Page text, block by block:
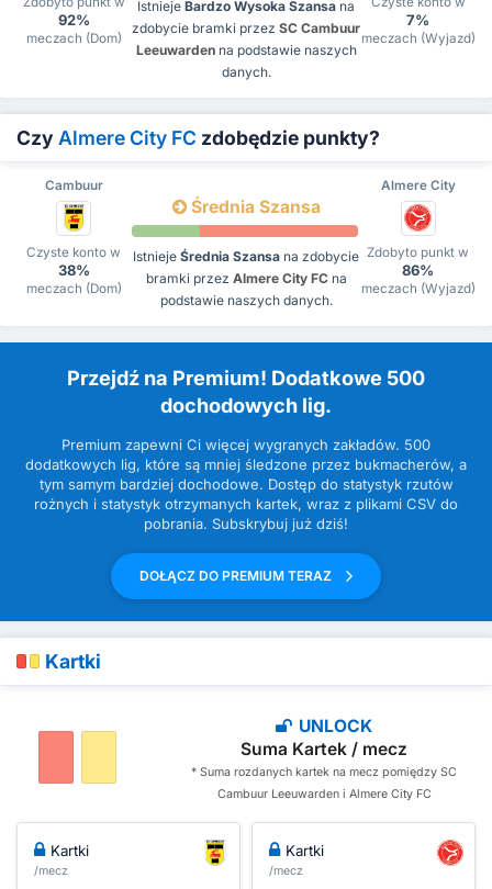
92%
meczach (Dom)
Istnieje Bardzo Wysoka Szansa na
zdobycie bramki przez SC Cambuur
Leeuwardenna podstawie naszych
danych.
7%
meczach (Wyjazd)
Czy Almere City FC zdobędzie punkty?
Cambuur Almere City
Czyste konto w
38%
meczach (Dom)
Średnia Szansa
Istnieje Średnia Szansa na zdobycie
bramki przez Almere City FCna
podstawie naszych danych.
Zdobyto punkt w
86%
meczach (Wyjazd)
Przejdź na Premium! Dodatkowe 500
dochodowych lig.
Premium zapewni Ci więcej wygranych zakładów. 500
dodatkowych lig, które są mniej śledzone przez bukmacherów, a
tym samym bardziej dochodowe. Dostęp do statystyk rzutów
rożnych i statystyk otrzymanych kartek, wraz z plikami CSV do
pobrania. Subskrybuj już dziś!
DOŁĄCZ DO PREMIUM TERAZ
Kartki
UNLOCK
Suma Kartek / mecz
* Suma rozdanych kartek na mecz pomiędzy SC
Cambuur Leeuwarden i Almere City FC
Kartki
/mecz
Kartki
/mecz